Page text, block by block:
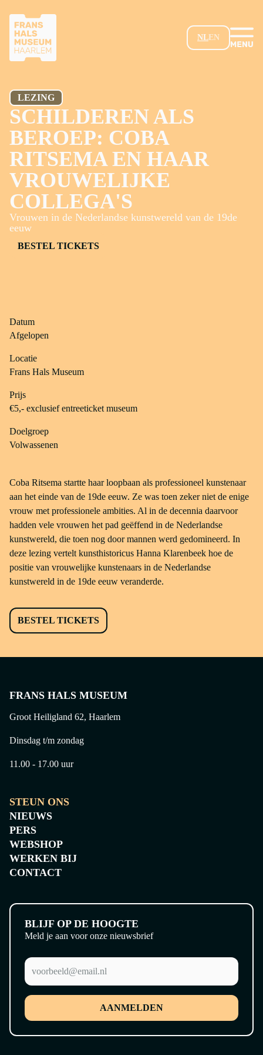
GA NAAR HOOFDINHOUD
NLEN
LEZING
SCHILDEREN ALS
BEROEP: COBA
RITSEMA EN HAAR
VROUWELIJKE
COLLEGA'S
Vrouwen in de Nederlandse kunstwereld van de 19de
eeuw
BESTEL TICKETS
Datum
Afgelopen
Locatie
Frans Hals Museum
Prijs
€5,- exclusief entreeticket museum
Doelgroep
Volwassenen
Coba Ritsema startte haar loopbaan als professioneel kunstenaar
aan het einde van de 19de eeuw. Ze was toen zeker niet de enige
vrouw met professionele ambities. Al in de decennia daarvoor
hadden vele vrouwen het pad geëffend in de Nederlandse
kunstwereld, die toen nog door mannen werd gedomineerd. In
deze lezing vertelt kunsthistoricus Hanna Klarenbeek hoe de
positie van vrouwelijke kunstenaars in de Nederlandse
kunstwereld in de 19de eeuw veranderde.
BESTEL TICKETS
FRANS HALS MUSEUM
Groot Heiligland 62, Haarlem
Dinsdag t/m zondag
11.00 - 17.00 uur
STEUN ONS
NIEUWS
PERS
WEBSHOP
WERKEN BIJ
CONTACT
BLIJF OP DE HOOGTE
Meld je aan voor onze nieuwsbrief
AANMELDEN